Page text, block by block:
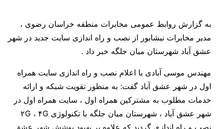
به گزارش روابط عمومی مخابرات منطقه خراسان رضوی ،
مدیر مخابرات نیشابور از نصب و راه اندازی سایت جدید در شهر
عشق آباد شهرستان میان جلگه خبر داد .
مهندس موسی آبادی با اعلام نصب و راه اندازی سایت همراه
اول در شهر عشق آباد گفت: به منظور تقویت شبکه و ارائه
خدمات مطلوب به مشترکین همراه اول ، سایت همراه اول در
شهر عشق آباد ، شهرستان میان جلگه با تکنولوژی ۲G ، ۴G
نصب و راه اندازی گردید که علاوه بر بهبود پوشش شهر عشق